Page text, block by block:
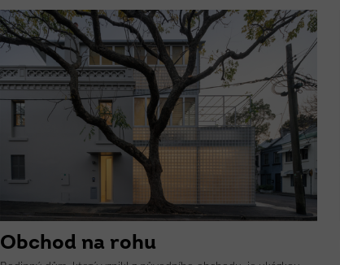
Obchod na rohu